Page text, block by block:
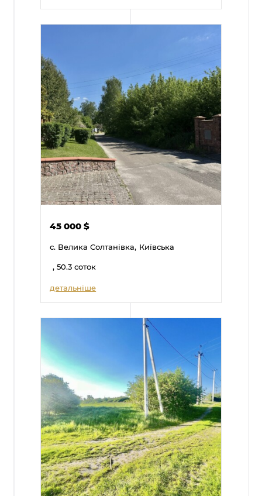
45 000$
с. Велика Солтанівка, Київська
, 50.3 соток
детальніше